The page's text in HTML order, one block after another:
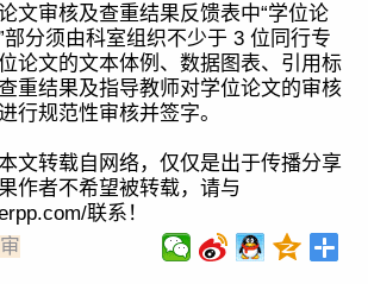
审核及查重结果反馈表中“学位论
部分须由科室组织不少于 3 位同行专
论文的文本体例、数据图表、引用标
重结果及指导教师对学位论文的审核
行规范性审核并签字。
转载自网络，仅仅是出于传播分享
作者不希望被转载，请与
联系！